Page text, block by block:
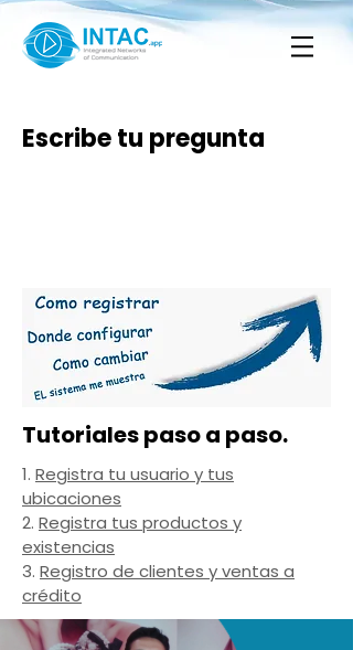
Escribe tu pregunta
Tutoriales paso a paso.
1. Registra tu usuario y tus
ubicaciones
2. Registra tus productos y
existencias
3. Registro de clientes y ventas a
crédito